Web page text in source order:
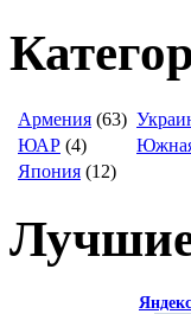
Армения (63)
ЮАР (4)
Япония (12)